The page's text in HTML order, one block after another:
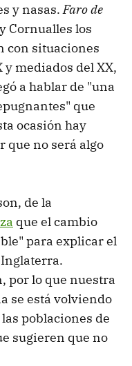
y nasas.Faro de
Cornualles los
con situaciones
mediados del XX,
a hablar de "una
que
ocasión hay
que no será algo
de la
que el cambio
para explicar el
por lo que nuestra
se está volviendo
poblaciones de
sugieren que no